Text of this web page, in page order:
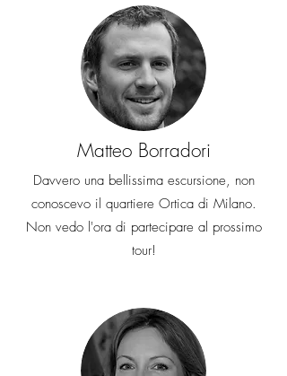
Matteo Borradori
Davvero una bellissima escursione, non
conoscevo il quartiere Ortica di Milano.
Non vedo l'ora di partecipare al prossimo
tour!